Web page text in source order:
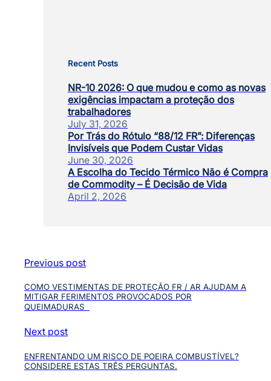
Recent Posts
NR-10 2026: O que mudou e como as novas
exigências impactam a proteção dos
trabalhadores
July 31, 2026
Por Trás do Rótulo “88/12 FR”: Diferenças
Invisíveis que Podem Custar Vidas
June 30, 2026
A Escolha do Tecido Térmico Não é Compra
de Commodity – É Decisão de Vida
April 2, 2026
Previous post
COMO VESTIMENTAS DE PROTEÇÃO FR / AR AJUDAM A
MITIGAR FERIMENTOS PROVOCADOS POR
QUEIMADURAS
Next post
ENFRENTANDO UM RISCO DE POEIRA COMBUSTÍVEL?
CONSIDERE ESTAS TRÊS PERGUNTAS.